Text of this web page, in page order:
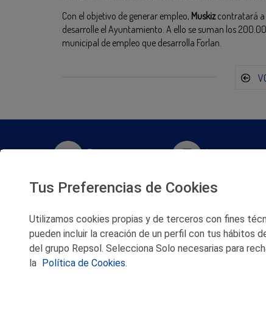
Con el objetivo de generar empleo, Muskizcontratará a
desarrolle el Ayuntamiento. A ello se suman los
municipal de empleo que desarrolla Forlan.
Twitter
Facebook
Youtube
Flickr
Instagram
Slideshare
Soundcloud
Tus Preferencias de Cookies
Utilizamos cookies propias y de terceros con fines
pueden incluir la creación de un perfil con tus hábitos
del grupo Repsol. Selecciona Solo necesarias para
la Política de Cookies.